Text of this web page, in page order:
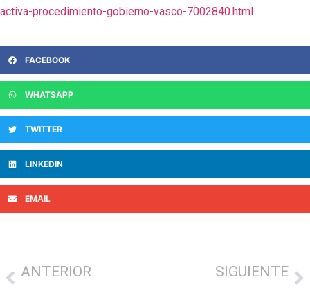
activa-procedimiento-gobierno-vasco-7002840.html
FACEBOOK
WHATSAPP
TWITTER
LINKEDIN
EMAIL
ANTERIOR SIGUIENTE